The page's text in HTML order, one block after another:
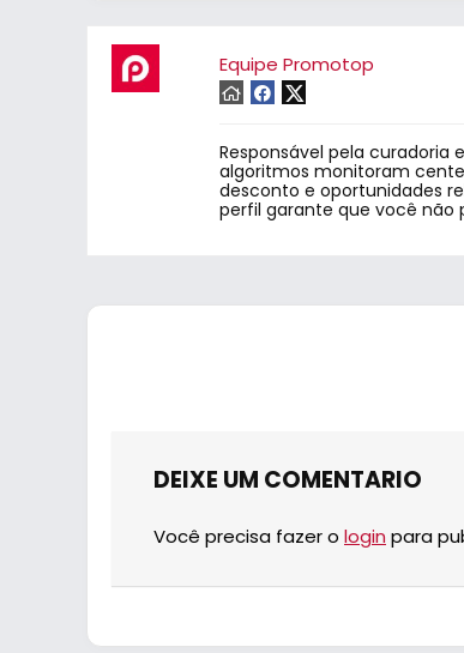
Equipe Promotop
Responsável pela curadoria
algoritmos monitoram
desconto e oportunidades
perfil garante que você não
DEIXE UM COMENTARIO
Você precisa fazer o login para